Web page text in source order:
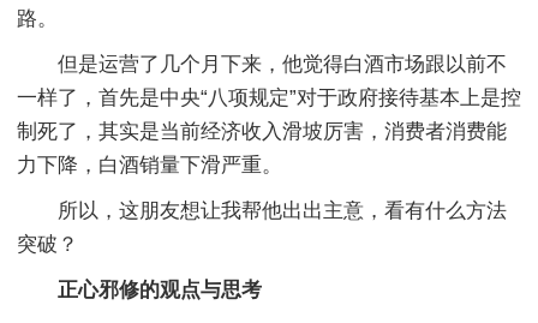
路。
但是运营了几个月下来，他觉得白酒市场跟以前不
一样了，首先是中央“八项规定”对于政府接待基本上是控
制死了，其实是当前经济收入滑坡厉害，消费者消费能
力下降，白酒销量下滑严重。
所以，这朋友想让我帮他出出主意，看有什么方法
突破？
正心邪修的观点与思考